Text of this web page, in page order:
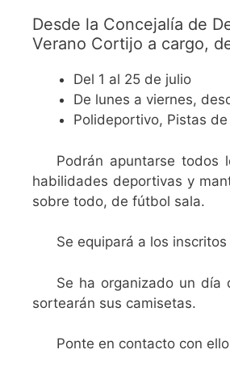
Desde la Concejalía de
Verano Cortijo a cargo,
Del 1 al 25 de julio
De lunes a viernes,
Polideportivo, Pistas
Podrán apuntarse todos
habilidades deportivas y
sobre todo, de fútbol sala.
Se equipará a los
Se ha organizado un día
sortearán sus camisetas.
Ponte en contacto con